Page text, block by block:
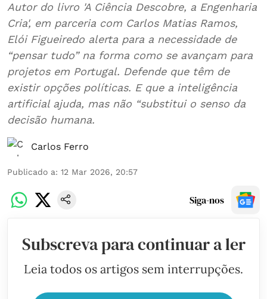
Autor do livro 'A Ciência Descobre, a Engenharia
Cria', em parceria com Carlos Matias Ramos,
Elói Figueiredo alerta para a necessidade de
“pensar tudo” na forma como se avançam para
projetos em Portugal. Defende que têm de
existir opções políticas. E que a inteligência
artificial ajuda, mas não “substitui o senso da
decisão humana.
Carlos Ferro
Publicado a: 12 Mar 2026, 20:57
Siga-nos
Subscreva para continuar a ler
Leia todos os artigos sem interrupções.